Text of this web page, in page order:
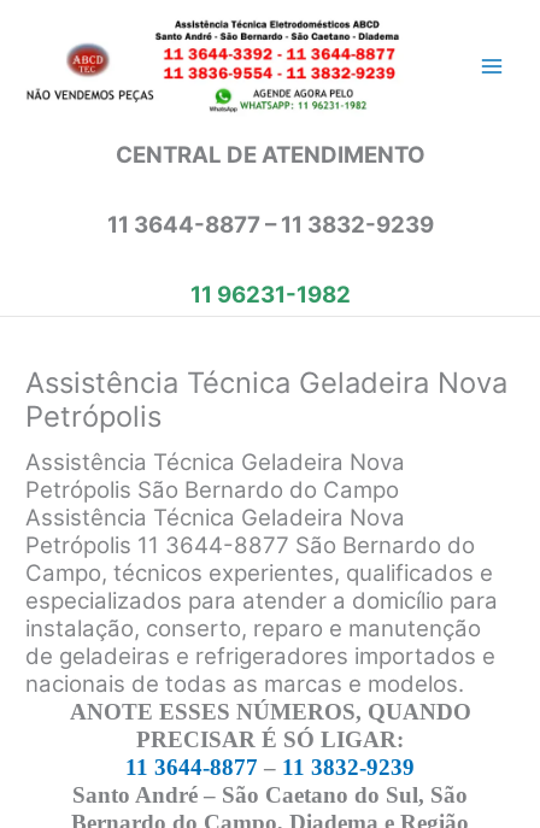
conteúdo
CENTRAL DE ATENDIMENTO
11 3644-8877 – 11 3832-9239
11 96231-1982
Assistência Técnica Geladeira Nova
Petrópolis
Assistência Técnica Geladeira Nova
Petrópolis São Bernardo do Campo
Assistência Técnica Geladeira Nova
Petrópolis 11 3644-8877 São Bernardo do
Campo, técnicos experientes, qualificados e
especializados para atender a domicílio para
instalação, conserto, reparo e manutenção
de geladeiras e refrigeradores importados e
nacionais de todas as marcas e modelos.
ANOTE ESSES NÚMEROS, QUANDO
PRECISAR É SÓ LIGAR:
11 3644-8877 – 11 3832-9239
Santo André – São Caetano do Sul, São